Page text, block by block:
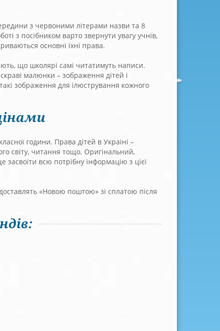
з червоними літерами назви та 8
з посібником варто звернути увагу учнів,
основні їхні права.
що школярі самі читатимуть написи.
малюнки – зображення дітей і
зображення для ілюстрування кожного
години. Права дітей в Україні –
світу, читання тощо. Оригінальний,
всю потрібну інформацію з цієї
«Новою поштою» зі сплатою після